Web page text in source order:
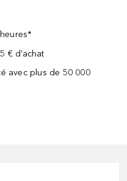
€ d’achat
avec plus de 50 000